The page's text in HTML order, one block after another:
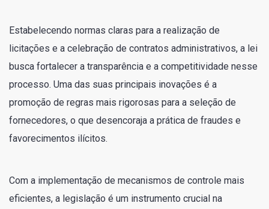
Estabelecendo normas claras para a realização de
licitações e a celebração de contratos administrativos, a lei
busca fortalecer a transparência e a competitividade nesse
processo. Uma das suas principais inovações é a
promoção de regras mais rigorosas para a seleção de
fornecedores, o que desencoraja a prática de fraudes e
favorecimentos ilícitos.
Com a implementação de mecanismos de controle mais
eficientes, a legislação é um instrumento crucial na